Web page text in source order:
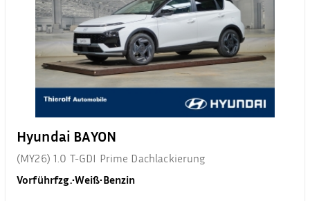
Hyundai BAYON
(MY26) 1.0 T-GDI Prime Dachlackierung
Vorführfzg.•Weiß•Benzin